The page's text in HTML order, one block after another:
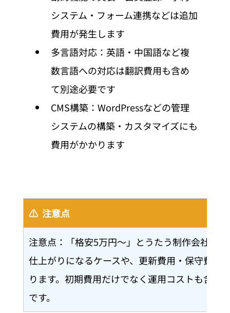
システム・フォーム連携などは追加
費用が発生します
多言語対応：英語・中国語など複
数言語への対応は翻訳費用も含め
て別途必要です
CMS構築：WordPressなどの管理
システムの構築・カスタマイズにも
費用がかかります
⚠️  注意点
注意点：「格安5万円〜」とうたう制作会社で
仕上がりになるケースや、更新費用・保守費用
ります。初期費用だけでなく運用コストも含め
です。